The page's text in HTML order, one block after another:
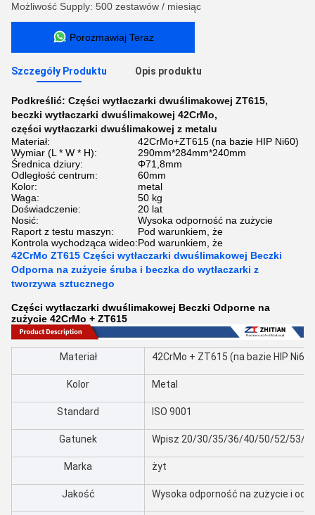
Możliwość Supply: 500 zestawów / miesiąc
Porozmawiaj Teraz
Szczegóły Produktu Opis produktu
Podkreślić: Części wytłaczarki dwuślimakowej ZT615,
beczki wytłaczarki dwuślimakowej 42CrMo,
części wytłaczarki dwuślimakowej z metalu
Materiał:
42CrMo+ZT615 (na bazie HIP Ni60)
Wymiar (L * W * H):
290mm*284mm*240mm
Średnica dziury:
Φ71,8mm
Odległość centrum:
60mm
Kolor:
metal
Waga:
50 kg
Doświadczenie:
20 lat
Nosić:
Wysoka odporność na zużycie
Raport z testu maszyn:
Pod warunkiem, że
Kontrola wychodząca wideo:Pod warunkiem, że
42CrMo ZT615 Części wytłaczarki dwuślimakowej Beczki
Odporna na zużycie śruba i beczka do wytłaczarki z
tworzywa sztucznego
Części wytłaczarki dwuślimakowej Beczki Odporne na
zużycie 42CrMo + ZT615
Materiał 42CrMo + ZT615 (na bazie HIP Ni60)
Kolor Metal
Standard ISO 9001
Gatunek Wpisz 20/30/35/36/40/50/52/53/
Marka żyt
Jakość Wysoka odporność na zużycie i